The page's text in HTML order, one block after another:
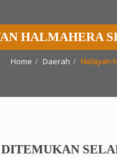
HALMAHERA
Home Daerah Nelayan